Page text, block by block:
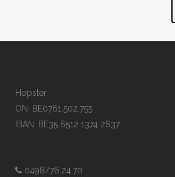
Hopster
ON: BE0761.502.755
IBAN: BE35 6512 1374 2637
0498/76.24.70